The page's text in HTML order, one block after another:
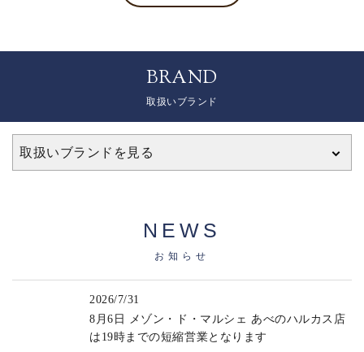
BRAND
取扱いブランド
取扱いブランドを見る
NEWS
お知らせ
2026/7/31
8月6日 メゾン・ド・マルシェ あべのハルカス店
は19時までの短縮営業となります